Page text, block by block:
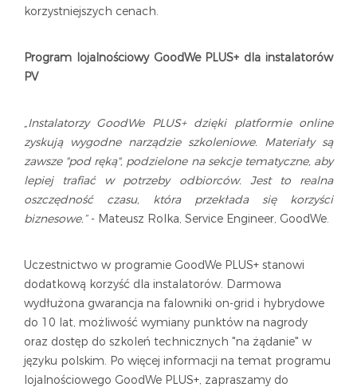
korzystniejszych cenach.
Program lojalnościowy GoodWe PLUS+ dla instalatorów
PV
„Instalatorzy GoodWe PLUS+ dzięki platformie online
zyskują wygodne narządzie szkoleniowe. Materiały są
zawsze "pod ręką", podzielone na sekcje tematyczne, aby
lepiej trafiać w potrzeby odbiorców. Jest to realna
oszczędność czasu, która przekłada się korzyści
biznesowe.”- Mateusz Rolka, Service Engineer, GoodWe.
Uczestnictwo w programie GoodWe PLUS+ stanowi
dodatkową korzyść dla instalatorów. Darmowa
wydłużona gwarancja na falowniki on-grid i hybrydowe
do 10 lat, możliwość wymiany punktów na nagrody
oraz dostęp do szkoleń technicznych "na żądanie" w
języku polskim. Po więcej informacji na temat programu
lojalnościowego GoodWe PLUS+, zapraszamy do